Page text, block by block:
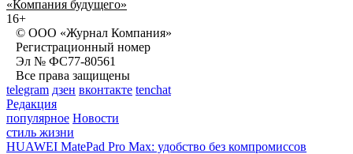
«Компания будущего»
16+
© ООО «Журнал Компания»
Регистрационный номер
Эл № ФС77-80561
Все права защищены
telegram дзен вконтакте tenchat
Редакция
популярное Новости
стиль жизни
HUAWEI MatePad Pro Max: удобство без компромиссов